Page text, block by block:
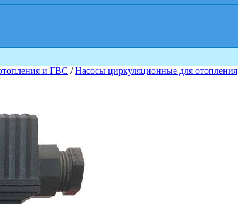
и ГВС /Насосы циркуляционные для отопления